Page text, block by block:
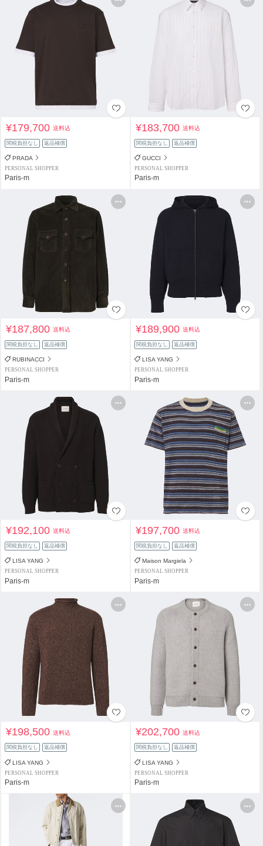
¥179,700送料込
関税負担なし 返品補償
PRADA
PERSONAL SHOPPER
Paris-m
¥183,700送料込
関税負担なし 返品補償
GUCCI
PERSONAL SHOPPER
Paris-m
¥187,800送料込
関税負担なし 返品補償
RUBINACCI
PERSONAL SHOPPER
Paris-m
¥189,900送料込
関税負担なし 返品補償
LISA YANG
PERSONAL SHOPPER
Paris-m
¥192,100送料込
関税負担なし 返品補償
LISA YANG
PERSONAL SHOPPER
Paris-m
¥197,700送料込
関税負担なし 返品補償
Maison Margiela
PERSONAL SHOPPER
Paris-m
¥198,500送料込
関税負担なし 返品補償
LISA YANG
PERSONAL SHOPPER
Paris-m
¥202,700送料込
関税負担なし 返品補償
LISA YANG
PERSONAL SHOPPER
Paris-m